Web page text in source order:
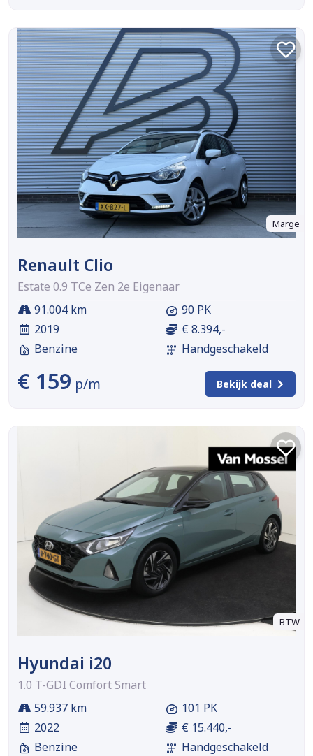
Marge
Renault Clio
Estate 0.9 TCe Zen 2e Eigenaar
91.004 km
2019
Benzine
90 PK
€ 8.394,-
Handgeschakeld
€ 159 p/m Bekijk deal
BTW
Hyundai i20
1.0 T-GDI Comfort Smart
59.937 km
2022
Benzine
101 PK
€ 15.440,-
Handgeschakeld